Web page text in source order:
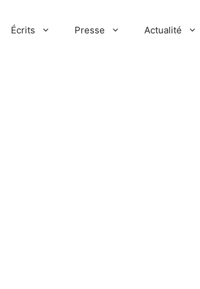
Écrits Presse Actualité